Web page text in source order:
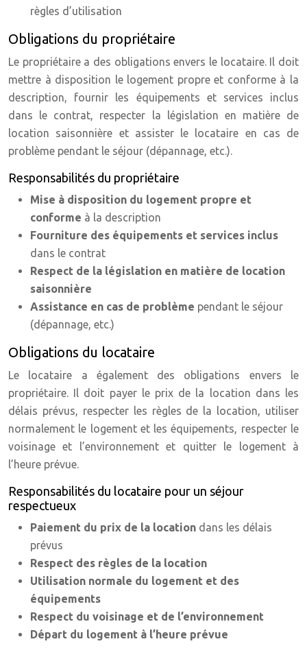
règles d’utilisation
Obligations du propriétaire
Le propriétaire a des obligations envers le locataire. Il doit
mettre à disposition le logement propre et conforme à la
description, fournir les équipements et services inclus
dans le contrat, respecter la législation en matière de
location saisonnière et assister le locataire en cas de
problème pendant le séjour (dépannage, etc.).
Responsabilités du propriétaire
Mise à disposition du logement propre et
conforme à la description
Fourniture des équipements et services inclus
dans le contrat
Respect de la législation en matière de location
saisonnière
Assistance en cas de problème pendant le séjour
(dépannage, etc.)
Obligations du locataire
Le locataire a également des obligations envers le
propriétaire. Il doit payer le prix de la location dans les
délais prévus, respecter les règles de la location, utiliser
normalement le logement et les équipements, respecter le
voisinage et l’environnement et quitter le logement à
l’heure prévue.
Responsabilités du locataire pour un séjour
respectueux
Paiement du prix de la location dans les délais
prévus
Respect des règles de la location
Utilisation normale du logement et des
équipements
Respect du voisinage et de l’environnement
Départ du logement à l’heure prévue